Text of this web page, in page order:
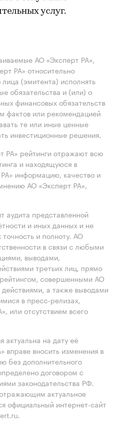
услуг.
АО «Эксперт РА»,
РА» относительно
(эмитента) исполнять
обязательства и (или) о
финансовых обязательств
фактов или рекомендацией
те или иные ценные
инвестиционные решения.
РА» рейтинги отражают всю
и находящуюся в
информацию, качество и
АО «Эксперт РА»,
аудита представленной
и иных данных и не
точность и полноту. АО
в связи с любыми
выводами,
третьих лиц, прямо
совершенными АО
а также выводами
в пресс-релизах,
или отсутствием всего
актуальна на дату её
вправе вносить изменения в
без дополнительного
договором с
законодательства РФ.
актуальное
официальный интернет-сайт